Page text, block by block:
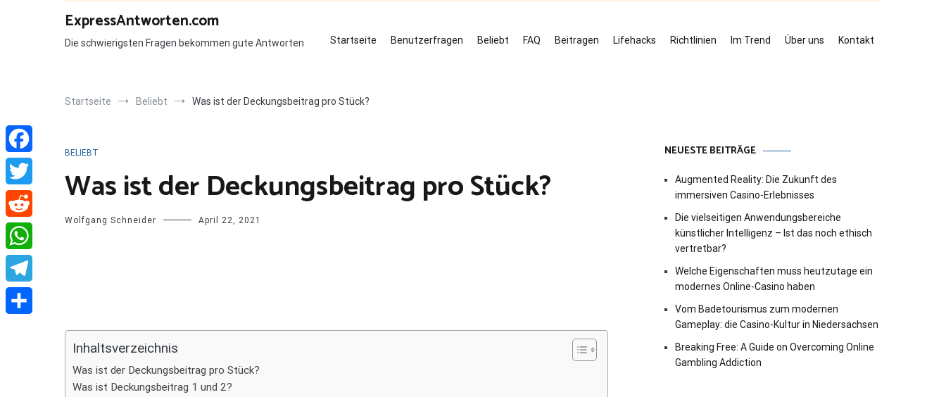
ExpressAntworten.com
Die schwierigsten Fragen bekommen gute Antworten Startseite Benutzerfragen Beliebt FAQ Beitragen Lifehacks Richtlinien Im Trend Über uns Kontakt
Startseite Beliebt Was ist der Deckungsbeitrag pro Stück?
BELIEBT
Was ist der Deckungsbeitrag pro Stück?
Wolfgang Schneider April 22, 2021
Inhaltsverzeichnis
Was ist der Deckungsbeitrag pro Stück?
Was ist Deckungsbeitrag 1 und 2?
NEUESTE BEITRÄGE
Augmented Reality: Die Zukunft des
immersiven Casino-Erlebnisses
Die vielseitigen Anwendungsbereiche
künstlicher Intelligenz – Ist das noch ethisch
vertretbar?
Welche Eigenschaften muss heutzutage ein
modernes Online-Casino haben
Vom Badetourismus zum modernen
Gameplay: die Casino-Kultur in Niedersachsen
Breaking Free: A Guide on Overcoming Online
Gambling Addiction
Facebook
Twitter
Reddit
WhatsApp
Telegram